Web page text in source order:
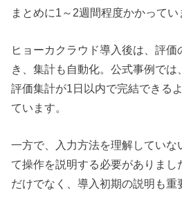
まとめに1～2週間程度かかってい
ヒョーカクラウド導入後は、評
き、集計も自動化。公式事例では
評価集計が1日以内で完結できる
ています。
一方で、入力方法を理解していな
て操作を説明する必要がありまし
だけでなく、導入初期の説明も重